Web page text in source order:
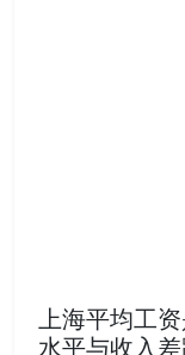
上海平均工
水平与收入